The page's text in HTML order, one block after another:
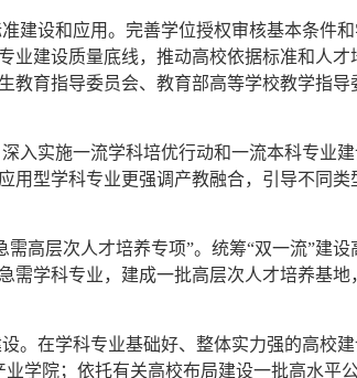
建设和应用。完善学位授权审核基本条件
业建设质量底线，推动高校依据标准和人
教育指导委员会、教育部高等学校教学指
入实施一流学科培优行动和一流本科专业
用型学科专业更强调产教融合，引导不同
需高层次人才培养专项”。统筹“双一流”建
需学科专业，建成一批高层次人才培养基
。在学科专业基础好、整体实力强的高校
业学院；依托有关高校布局建设一批高水